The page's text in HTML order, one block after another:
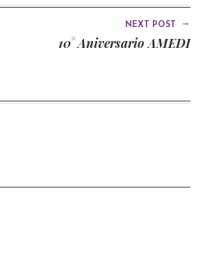
NEXT POST →
10° Aniversario AMEDI